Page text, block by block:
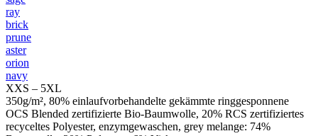
ray
brick
prune
aster
orion
navy
XXS – 5XL
350g/m², 80% einlaufvorbehandelte gekämmte ringgesponnene
OCS Blended zertifizierte Bio-Baumwolle, 20% RCS zertifiziertes
recyceltes Polyester, enzymgewaschen, grey melange: 74%